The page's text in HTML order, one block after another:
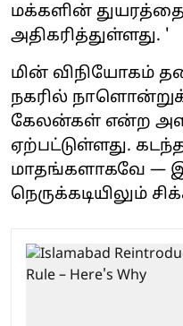
மக்களின்
அதிகரித்துள்ளது. '
மின் விநியோகம்
நகரில்
கேலன்கள் என்ற
ஏற்பட்டுள்ளது.
மாதங்களாகவே —
நெருக்கடியிலும்